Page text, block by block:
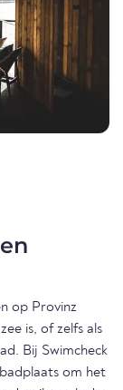
op Provinz
is, of zelfs als
Bij Swimcheck
om het